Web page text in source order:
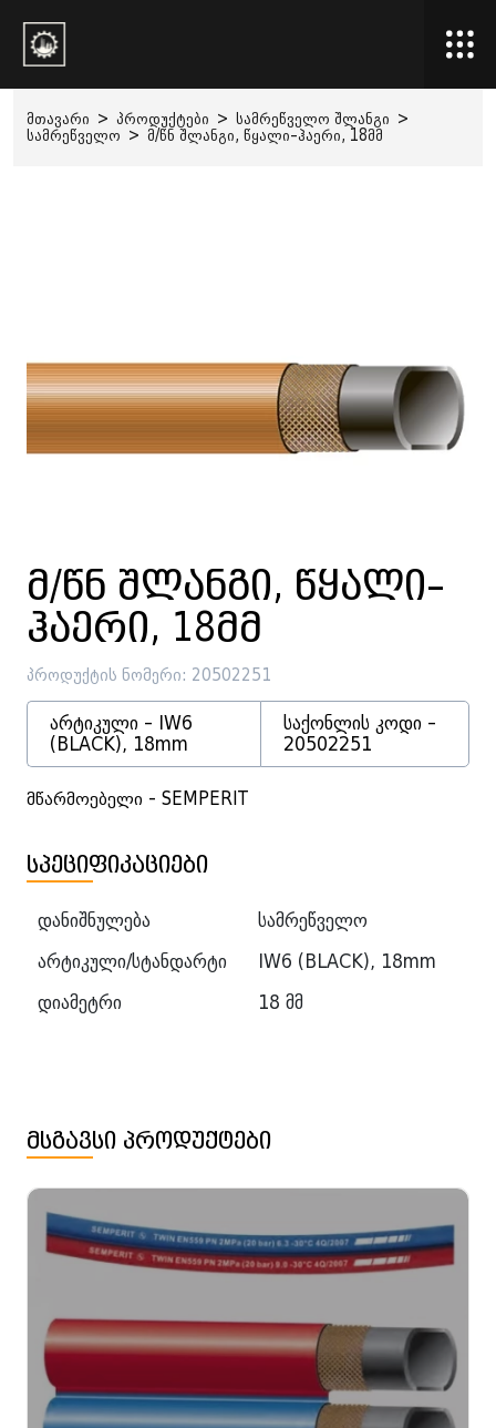
მთავარი > პროდუქტები > სამრეწველო შლანგი >
სამრეწველო > მ/წნ შლანგი, წყალი–ჰაერი, 18მმ
მ/წნ შლანგი, წყალი–
ჰაერი, 18მმ
პროდუქტის ნომერი: 20502251
არტიკული - IW6
(BLACK), 18mm
საქონლის კოდი -
20502251
მწარმოებელი - SEMPERIT
სპეციფიკაციები
დანიშნულება
სამრეწველო
არტიკული/სტანდარტი
IW6 (BLACK), 18mm
დიამეტრი
18 მმ
მსგავსი პროდუქტები